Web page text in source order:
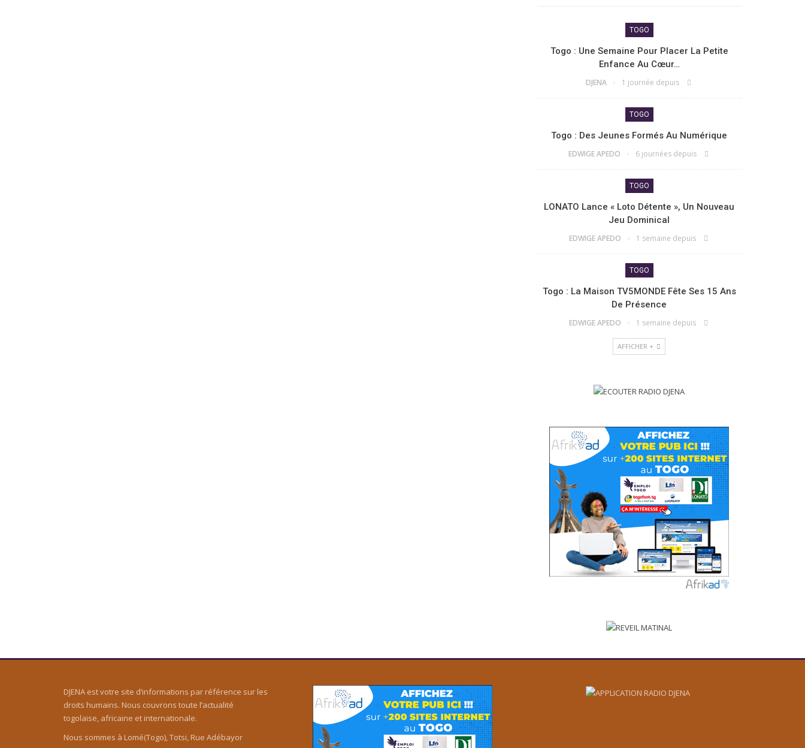
TOGO
Togo : Une Semaine Pour Placer La Petite
Enfance Au Cœur…
DJENA 1 journée depuis
TOGO
Togo : Des Jeunes Formés Au Numérique
EDWIGE APEDO 6 journées depuis
TOGO
LONATO Lance « Loto Détente », Un Nouveau
Jeu Dominical
EDWIGE APEDO 1 semaine depuis
TOGO
Togo : La Maison TV5MONDE Fête Ses 15 Ans
De Présence
EDWIGE APEDO 1 semaine depuis
AFFICHER +
DJENA est votre site d’informations par référence sur les
droits humains. Nous couvrons toute l’actualité
togolaise, africaine et internationale.
Nous sommes à Lomé(Togo), Totsi, Rue Adébayor